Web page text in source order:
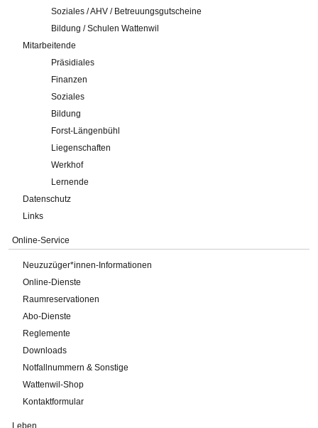
Soziales / AHV / Betreuungsgutscheine
Bildung / Schulen Wattenwil
Mitarbeitende
Präsidiales
Finanzen
Soziales
Bildung
Forst-Längenbühl
Liegenschaften
Werkhof
Lernende
Datenschutz
Links
Online-Service
Neuzuzüger*innen-Informationen
Online-Dienste
Raumreservationen
Abo-Dienste
Reglemente
Downloads
Notfallnummern & Sonstige
Wattenwil-Shop
Kontaktformular
Leben